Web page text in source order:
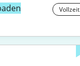
Vollzeit